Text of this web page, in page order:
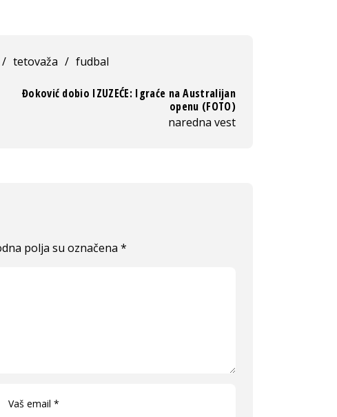
/ tetovaža / fudbal
Đoković dobio IZUZEĆE: Igraće na Australijan
openu (FOTO)
naredna vest
polja su označena *